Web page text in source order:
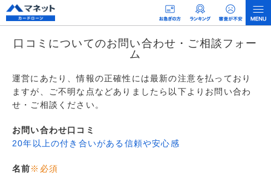
口コミについてのお問い合わせ・ご相談フォー
ム
運営にあたり、情報の正確性には最新の注意を払っており
ますが、ご不明な点などありましたら以下よりお問い合わ
せ・ご相談ください。
お問い合わせ口コミ
20年以上の付き合いがある信頼や安心感
名前※必須